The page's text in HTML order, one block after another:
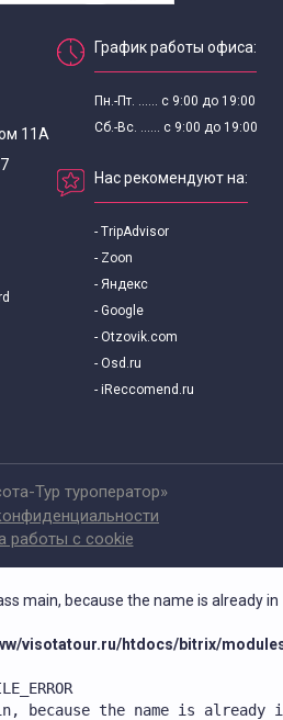
местам по Москве
экскурсии по Москве
экскурсии
экскурсии по Москве
экскурсий
от Белорусского вокзала
Киевского вокзала
Москве с Киевского вокзала
11А
График работы офиса:
Пн.-Пт. ...... с 9:00 до 19:00
Сб.-Вс. ...... с 9:00 до 19:00
Нас рекомендуют на:
- TripAdvisor
- Zoon
- Яндекс
- Google
- Otzovik.com
- Osd.ru
- iReccomend.ru
Тур туроператор»
работы с cookie
main, because the name is already in
visotatour.ru/htdocs/bitrix/
because the name is already